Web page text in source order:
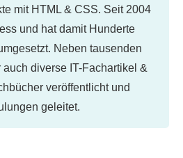
mit HTML & CSS. Seit 2004
und hat damit Hunderte
Neben tausenden
diverse IT-Fachartikel &
veröffentlicht und
geleitet.